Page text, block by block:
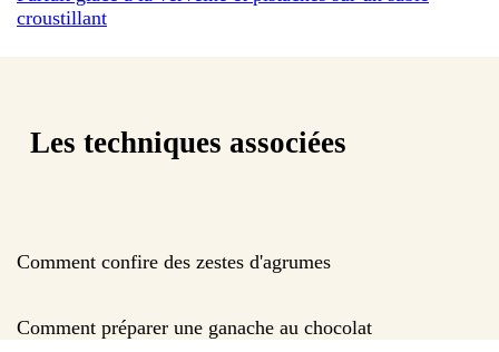
croustillant
Les techniques associées
Comment confire des zestes d'agrumes
Comment préparer une ganache au chocolat